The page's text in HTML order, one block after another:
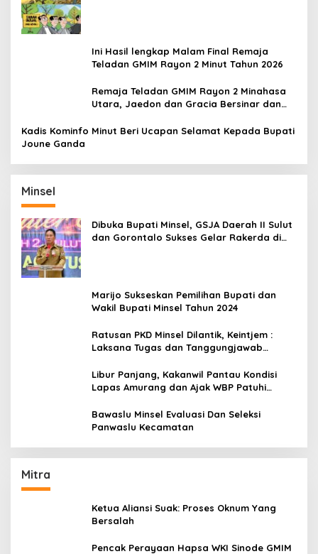
Ini Hasil lengkap Malam Final Remaja
Teladan GMIM Rayon 2 Minut Tahun 2026
Remaja Teladan GMIM Rayon 2 Minahasa
Utara, Jaedon dan Gracia Bersinar dan
Kadis Kominfo Minut Beri Ucapan Selamat Kepada Bupati
Joune Ganda
Minsel
Dibuka Bupati Minsel, GSJA Daerah II Sulut
dan Gorontalo Sukses Gelar Rakerda di
Marijo Sukseskan Pemilihan Bupati dan
Wakil Bupati Minsel Tahun 2024
Ratusan PKD Minsel Dilantik, Keintjem :
Laksana Tugas dan Tanggungjawab
Libur Panjang, Kakanwil Pantau Kondisi
Lapas Amurang dan Ajak WBP Patuhi
Bawaslu Minsel Evaluasi Dan Seleksi
Panwaslu Kecamatan
Mitra
Ketua Aliansi Suak: Proses Oknum Yang
Bersalah
Pencak Perayaan Hapsa WKI Sinode GMIM